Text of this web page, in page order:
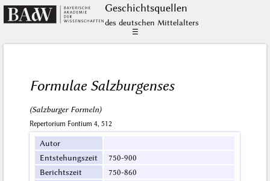
Geschichts­quellen
des deutschen Mittelalters
☰
Formulae Salzburgenses
(Salzburger Formeln)
Repertorium Fontium 4, 512
Autor
Entstehungszeit
750-900
Berichtszeit
750-860